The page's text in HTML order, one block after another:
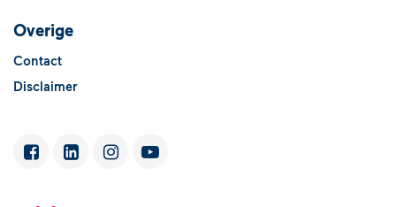
Overige
Contact
Disclaimer